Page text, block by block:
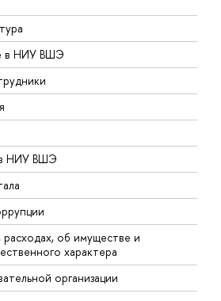
в НИУ ВШЭ
НИУ ВШЭ
об имуществе и
характера
организации